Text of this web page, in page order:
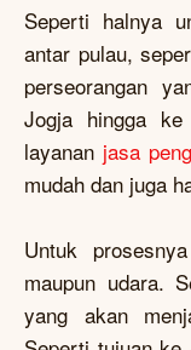
Seperti halnya
antar pulau,
perseorangan
Jogja hingga ke
layanan jasa
mudah dan juga
Untuk
maupun udara.
yang akan